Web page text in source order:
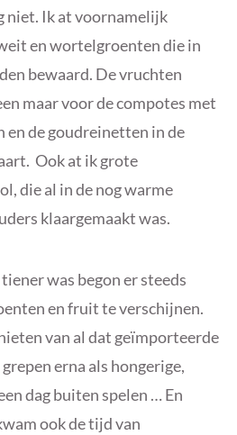
niet. Ik at voornamelijk
en wortelgroenten die in
bewaard. De vruchten
maar voor de compotes met
de goudreinetten in de
Ook at ik grote
die al in de nog warme
klaargemaakt was.
was begon er steeds
en fruit te verschijnen.
van al dat geïmporteerde
erna als hongerige,
dag buiten spelen … En
ook de tijd van